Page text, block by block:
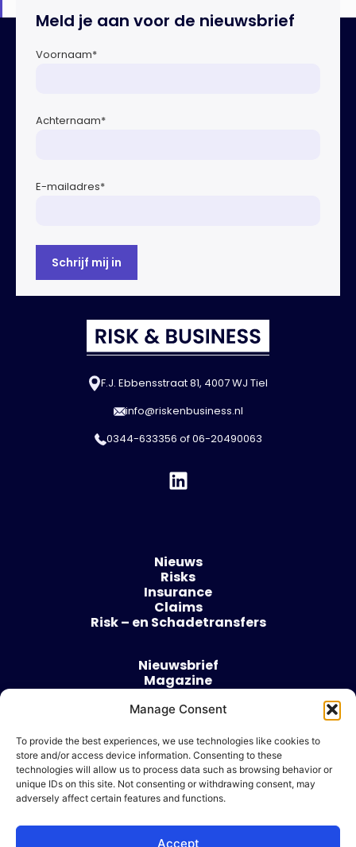
Manage Consent
To provide the best experiences, we use technologies like cookies to
store and/or access device information. Consenting to these
technologies will allow us to process data such as browsing behavior or
unique IDs on this site. Not consenting or withdrawing consent, may
adversely affect certain features and functions.
Accept
Meld je aan voor de nieuwsbrief
Voornaam*
Achternaam*
E-mailadres*
F.J. Ebbensstraat 81, 4007 WJ Tiel
info@riskenbusiness.nl
0344-633356 of06-20490063
Nieuws
Risks
Insurance
Claims
Risk – en Schadetransfers
Nieuwsbrief
Magazine
Over
Algemene voorwaarden
Cookie beleid